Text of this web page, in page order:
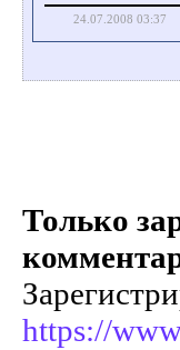
24.07.2008 03:37
Только
https://